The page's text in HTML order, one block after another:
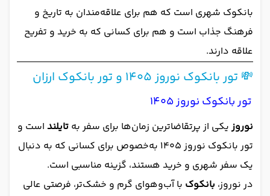
بانکوک شهری است که هم برای علاقه‌مندان به تاریخ و
فرهنگ جذاب است و هم برای کسانی که به خرید و تفریح
علاقه دارند.
💸 تور بانکوک نوروز ۱۴۰۵ و تور بانکوک ارزان
تور بانکوک نوروز ۱۴۰۵
نوروزیکی از پرتقاضاترین زمان‌ها برای سفر به تایلند است و
تور بانکوک نوروز ۱۴۰۵ به‌خصوص برای کسانی که به دنبال
یک سفر شهری و خرید هستند، گزینه مناسبی است.
در نوروز، بانکوک با آب‌وهوای گرم و خشک‌تر، فرصتی عالی